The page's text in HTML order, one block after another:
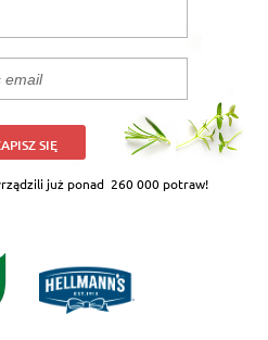
SIĘ
już ponad 260 000 potraw!